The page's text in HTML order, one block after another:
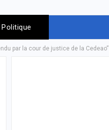
Politique
par la cour de justice de la Cedeao”